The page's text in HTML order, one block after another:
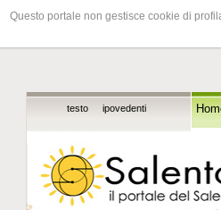
Questo portale non gestisce cookie di
testo ipovedenti